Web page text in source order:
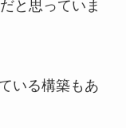
と思っていま
いる構築もあ